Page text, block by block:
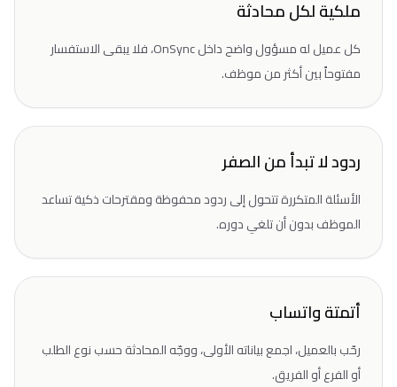
ملكية لكل محادثة
كل عميل له مسؤول واضح داخل OnSync، فلا يبقى الاستفسار
مفتوحاً بين أكثر من موظف.
ردود لا تبدأ من الصفر
الأسئلة المتكررة تتحول إلى ردود محفوظة ومقترحات ذكية تساعد
الموظف بدون أن تلغي دوره.
أتمتة واتساب
رحّب بالعميل، اجمع بياناته الأولى، ووجّه المحادثة حسب نوع الطلب
أو الفرع أو الفريق.